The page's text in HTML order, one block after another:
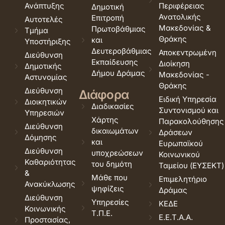
Ανάπτυξης
Αυτοτελές
Τμήμα
Υποστήριξης
Διεύθυνση
Δημοτικής
Αστυνομίας
Διεύθυνση
Διοικητικών
Υπηρεσιών
Διεύθυνση
Δόμησης
Διεύθυνση
Καθαριότητας
&
Ανακύκλωσης
Διεύθυνση
Κοινωνικής
Προστασίας,
Δημοτική
Επιτροπή
Πρωτοβάθμιας
και
Δευτεροβάθμιας
Εκπαίδευσης
Δήμου Δράμας
Διάφορα
Διαδικασίες
Χάρτης
δικαιωμάτων
και
υποχρεώσεων
του δημότη
Μάθε που
ψηφίζεις
Υπηρεσίες
Τ.Π.Ε.
Περιφέρειας
Ανατολικής
Μακεδονίας &
Θράκης
Αποκεντρωμένη
Διοίκηση
Μακεδονίας -
Θράκης
Ειδική Υπηρεσία
Συντονισμού και
Παρακολούθησης
Δράσεων
Ευρωπαϊκού
Κοινωνικού
Ταμείου (ΕΥΣΕΚΤ)
Επιμελητήριο
Δράμας
ΚΕΔΕ
Ε.Ε.Τ.Α.Α.